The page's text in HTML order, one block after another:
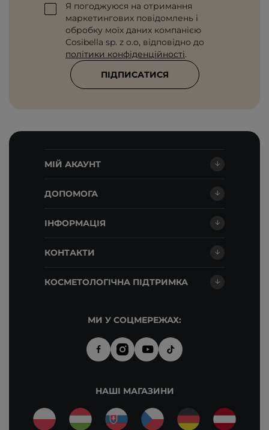
Я погоджуюся на отримання
маркетингових повідомлень і
обробку моїх даних компанією
Cosibella sp. z o.o, відповідно до
політики конфіденційності.
ПІДПИСАТИСЯ
МІЙ АКАУНТ
ДОПОМОГА
ІНФОРМАЦІЯ
КОНТАКТИ
КОСМЕТОЛОГІЧНА ПІДТРИМКА
МИ У СОЦМЕРЕЖАХ:
НАШІ МАГАЗИНИ